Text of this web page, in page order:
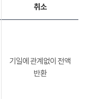
취소
기일에 관계없이 전액
반환